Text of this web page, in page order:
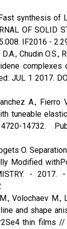
Fast synthesis
OF SOLID
IF2016 -
Chudin
complexes
JUL 1 2017.
A., Fierro
tuneable
14732.
O.
Modified
- 2017.
Volochaev M.,
and shape
thin films //